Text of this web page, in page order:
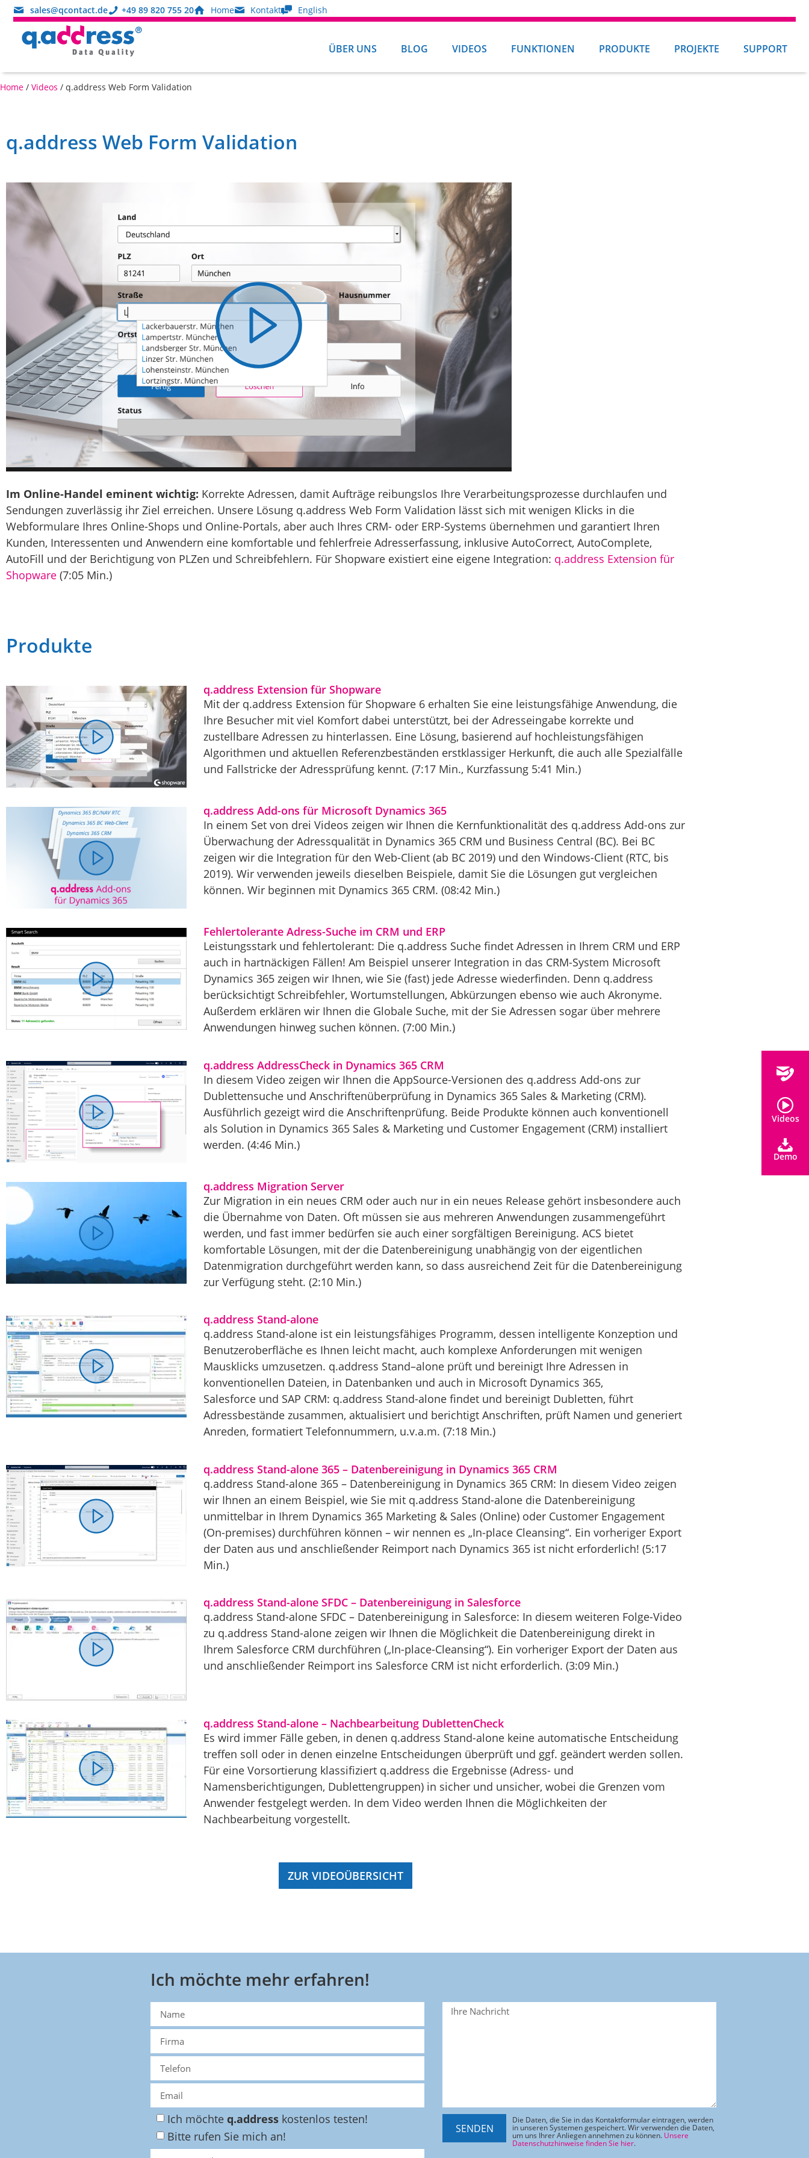
sales@qcontact.de +49 89 820 755 20 Home Kontakt English
ÜBER UNS BLOG VIDEOS FUNKTIONEN PRODUKTE PROJEKTE SUPPORT
Home / Videos / q.address Web Form Validation
q.address Web Form Validation
Im Online-Handel eminent wichtig: Korrekte Adressen, damit Aufträge reibungslos Ihre Verarbeitungsprozesse durchlaufen und
Sendungen zuverlässig ihr Ziel erreichen. Unsere Lösung q.address Web Form Validation lässt sich mit wenigen Klicks in die
Webformulare Ihres Online-Shops und Online-Portals, aber auch Ihres CRM- oder ERP-Systems übernehmen und garantiert Ihren
Kunden, Interessenten und Anwendern eine komfortable und fehlerfreie Adresserfassung, inklusive AutoCorrect, AutoComplete,
AutoFill und der Berichtigung von PLZen und Schreibfehlern. Für Shopware existiert eine eigene Integration: q.address Extension für
Shopware (7:05 Min.)
Produkte
q.address Extension für Shopware
Mit der q.address Extension für Shopware 6 erhalten Sie eine leistungsfähige Anwendung, die
Ihre Besucher mit viel Komfort dabei unterstützt, bei der Adresseingabe korrekte und
zustellbare Adressen zu hinterlassen. Eine Lösung, basierend auf hochleistungsfähigen
Algorithmen und aktuellen Referenzbeständen erstklassiger Herkunft, die auch alle Spezialfälle
und Fallstricke der Adressprüfung kennt. (7:17 Min., Kurzfassung 5:41 Min.)
q.address Add-ons für Microsoft Dynamics 365
In einem Set von drei Videos zeigen wir Ihnen die Kernfunktionalität des q.address Add-ons zur
Überwachung der Adressqualität in Dynamics 365 CRM und Business Central (BC). Bei BC
zeigen wir die Integration für den Web-Client (ab BC 2019) und den Windows-Client (RTC, bis
2019). Wir verwenden jeweils dieselben Beispiele, damit Sie die Lösungen gut vergleichen
können. Wir beginnen mit Dynamics 365 CRM. (08:42 Min.)
Fehlertolerante Adress-Suche im CRM und ERP
Leistungsstark und fehlertolerant: Die q.address Suche findet Adressen in Ihrem CRM und ERP
auch in hartnäckigen Fällen! Am Beispiel unserer Integration in das CRM-System Microsoft
Dynamics 365 zeigen wir Ihnen, wie Sie (fast) jede Adresse wiederfinden. Denn q.address
berücksichtigt Schreibfehler, Wortumstellungen, Abkürzungen ebenso wie auch Akronyme.
Außerdem erklären wir Ihnen die Globale Suche, mit der Sie Adressen sogar über mehrere
Anwendungen hinweg suchen können. (7:00 Min.)
q.address AddressCheck in Dynamics 365 CRM
In diesem Video zeigen wir Ihnen die AppSource-Versionen des q.address Add-ons zur
Dublettensuche und Anschriftenüberprüfung in Dynamics 365 Sales & Marketing (CRM).
Ausführlich gezeigt wird die Anschriftenprüfung. Beide Produkte können auch konventionell
als Solution in Dynamics 365 Sales & Marketing und Customer Engagement (CRM) installiert
werden. (4:46 Min.)
q.address Migration Server
Zur Migration in ein neues CRM oder auch nur in ein neues Release gehört insbesondere auch
die Übernahme von Daten. Oft müssen sie aus mehreren Anwendungen zusammengeführt
werden, und fast immer bedürfen sie auch einer sorgfältigen Bereinigung. ACS bietet
komfortable Lösungen, mit der die Datenbereinigung unabhängig von der eigentlichen
Datenmigration durchgeführt werden kann, so dass ausreichend Zeit für die Datenbereinigung
zur Verfügung steht. (2:10 Min.)
q.address Stand-alone
q.address Stand-alone ist ein leistungsfähiges Programm, dessen intelligente Konzeption und
Benutzeroberfläche es Ihnen leicht macht, auch komplexe Anforderungen mit wenigen
Mausklicks umzusetzen. q.address Stand–alone prüft und bereinigt Ihre Adressen in
konventionellen Dateien, in Datenbanken und auch in Microsoft Dynamics 365,
Salesforce und SAP CRM: q.address Stand-alone findet und bereinigt Dubletten, führt
Adressbestände zusammen, aktualisiert und berichtigt Anschriften, prüft Namen und generiert
Anreden, formatiert Telefonnummern, u.v.a.m. (7:18 Min.)
q.address Stand-alone 365 – Datenbereinigung in Dynamics 365 CRM
q.address Stand-alone 365 – Datenbereinigung in Dynamics 365 CRM: In diesem Video zeigen
wir Ihnen an einem Beispiel, wie Sie mit q.address Stand-alone die Datenbereinigung
unmittelbar in Ihrem Dynamics 365 Marketing & Sales (Online) oder Customer Engagement
(On-premises) durchführen können – wir nennen es „In-place Cleansing“. Ein vorheriger Export
der Daten aus und anschließender Reimport nach Dynamics 365 ist nicht erforderlich! (5:17
Min.)
q.address Stand-alone SFDC – Datenbereinigung in Salesforce
q.address Stand-alone SFDC – Datenbereinigung in Salesforce: In diesem weiteren Folge-Video
zu q.address Stand-alone zeigen wir Ihnen die Möglichkeit die Datenbereinigung direkt in
Ihrem Salesforce CRM durchführen („In-place-Cleansing“). Ein vorheriger Export der Daten aus
und anschließender Reimport ins Salesforce CRM ist nicht erforderlich. (3:09 Min.)
q.address Stand-alone – Nachbearbeitung DublettenCheck
Es wird immer Fälle geben, in denen q.address Stand-alone keine automatische Entscheidung
treffen soll oder in denen einzelne Entscheidungen überprüft und ggf. geändert werden sollen.
Für eine Vorsortierung klassifiziert q.address die Ergebnisse (Adress- und
Namensberichtigungen, Dublettengruppen) in sicher und unsicher, wobei die Grenzen vom
Anwender festgelegt werden. In dem Video werden Ihnen die Möglichkeiten der
Nachbearbeitung vorgestellt.
ZUR VIDEOÜBERSICHT
Ich möchte mehr erfahren!
Ich möchte q.address kostenlos testen!
Bitte rufen Sie mich an!
Die Daten, die Sie in das Kontaktformular eintragen, werden
in unseren Systemen gespeichert. Wir verwenden die Daten,
um uns Ihrer Anliegen annehmen zu können. Unsere
Datenschutzhinweise finden Sie hier.
SENDEN
Videos
Demo